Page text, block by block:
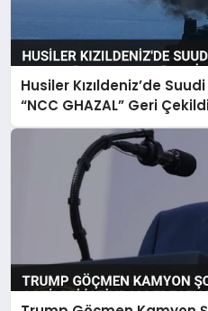
Husiler Kızıldeniz’de
“NCC GHAZAL” Geri